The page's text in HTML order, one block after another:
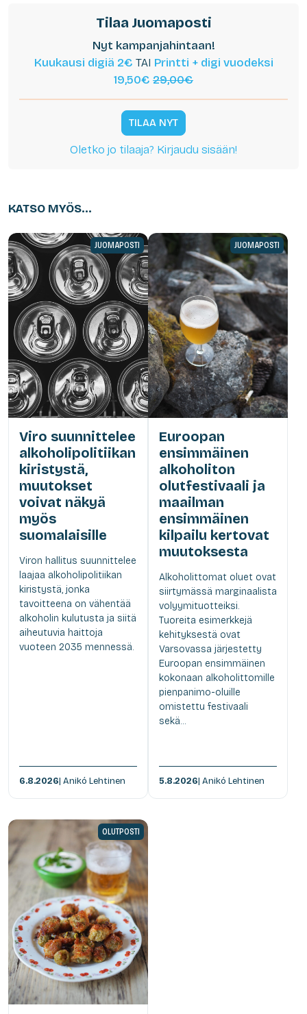
Tilaa Juomaposti
Nyt kampanjahintaan!
Kuukausi digiä 2€ TAI Printti + digi vuodeksi
19,50€ 29,00€
TILAA NYT
Oletko jo tilaaja? Kirjaudu sisään!
KATSO MYÖS...
JUOMAPOSTI
Viro suunnittelee
alkoholipolitiikan
kiristystä,
muutokset
voivat näkyä
myös
suomalaisille
Viron hallitus suunnittelee
laajaa alkoholipolitiikan
kiristystä, jonka
tavoitteena on vähentää
alkoholin kulutusta ja siitä
aiheutuvia haittoja
vuoteen 2035 mennessä.
6.8.2026| Anikó Lehtinen
JUOMAPOSTI
Euroopan
ensimmäinen
alkoholiton
olutfestivaali ja
maailman
ensimmäinen
kilpailu kertovat
muutoksesta
Alkoholittomat oluet ovat
siirtymässä marginaalista
volyymituotteiksi.
Tuoreita esimerkkejä
kehityksestä ovat
Varsovassa järjestetty
Euroopan ensimmäinen
kokonaan alkoholittomille
pienpanimo-oluille
omistettu festivaali
sekä...
5.8.2026| Anikó Lehtinen
OLUTPOSTI